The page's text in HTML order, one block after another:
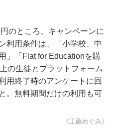
のところ、キャンペーンに
利用条件は、「小学校、中
」「Flat for Educationを購
の生徒とプラットフォーム
用終了時のアンケートに回
。無料期間だけの利用も可
《工藤めぐみ》